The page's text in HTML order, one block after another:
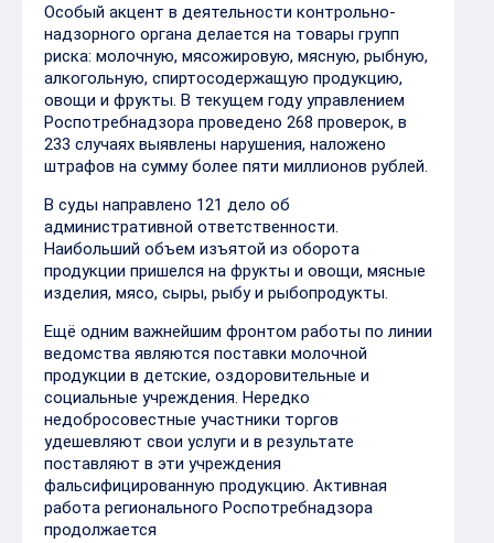
Особый акцент в деятельности контрольно-
надзорного органа делается на товары групп
риска: молочную, мясожировую, мясную, рыбную,
алкогольную, спиртосодержащую продукцию,
овощи и фрукты. В текущем году управлением
Роспотребнадзора проведено 268 проверок, в
233 случаях выявлены нарушения, наложено
штрафов на сумму более пяти миллионов рублей.
В суды направлено 121 дело об
административной ответственности.
Наибольший объем изъятой из оборота
продукции пришелся на фрукты и овощи, мясные
изделия, мясо, сыры, рыбу и рыбопродукты.
Ещё одним важнейшим фронтом работы по линии
ведомства являются поставки молочной
продукции в детские, оздоровительные и
социальные учреждения. Нередко
недобросовестные участники торгов
удешевляют свои услуги и в результате
поставляют в эти учреждения
фальсифицированную продукцию. Активная
работа регионального Роспотребнадзора
продолжается